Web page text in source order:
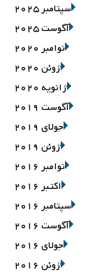
سپتامبر 2025
آگوست 2025
نوامبر 2020
ژوئن 2020
ژانویه 2020
آگوست 2019
جولای 2019
ژوئن 2019
نوامبر 2016
اکتبر 2016
سپتامبر 2016
آگوست 2016
جولای 2016
ژوئن 2016